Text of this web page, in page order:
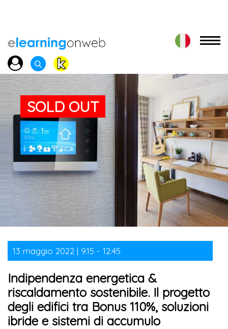
SOLD OUT
13 maggio 2022 | 9.15 - 12.45
Indipendenza energetica &
riscaldamento sostenibile. Il progetto
degli edifici tra Bonus 110%, soluzioni
ibride e sistemi di accumulo